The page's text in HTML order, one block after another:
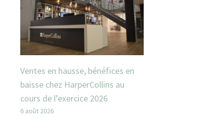
Ventes en hausse, bénéfices en
baisse chez HarperCollins au
cours de l’exercice 2026
6 août 2026